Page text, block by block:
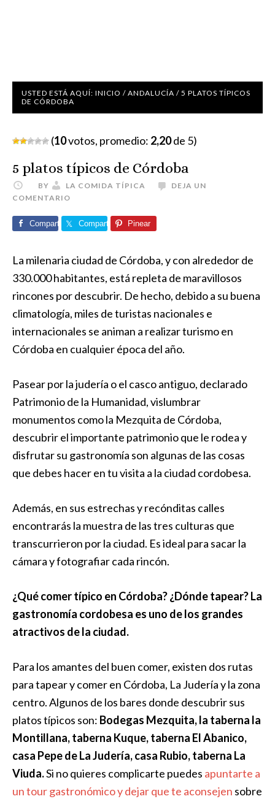
USTED ESTÁ AQUÍ: INICIO / ANDALUCÍA / 5 PLATOS TÍPICOS
DE CÓRDOBA
(10votos, promedio: 2,20de 5)
5 platos típicos de Córdoba
BY LA COMIDA TÍPICA
DEJA UN
COMENTARIO
Comparte Comparte Pinear
La milenaria ciudad de Córdoba, y con alrededor de
330.000 habitantes, está repleta de maravillosos
rincones por descubrir. De hecho, debido a su buena
climatología, miles de turistas nacionales e
internacionales se animan a realizar turismo en
Córdoba en cualquier época del año.
Pasear por la judería o el casco antiguo, declarado
Patrimonio de la Humanidad, vislumbrar
monumentos como la Mezquita de Córdoba,
descubrir el importante patrimonio que le rodea y
disfrutar su gastronomía son algunas de las cosas
que debes hacer en tu visita a la ciudad cordobesa.
Además, en sus estrechas y recónditas calles
encontrarás la muestra de las tres culturas que
transcurrieron por la ciudad. Es ideal para sacar la
cámara y fotografiar cada rincón.
¿Qué comer típico en Córdoba? ¿Dónde tapear? La
gastronomía cordobesa es uno de los grandes
atractivos de la ciudad.
Para los amantes del buen comer, existen dos rutas
para tapear y comer en Córdoba, La Judería y la zona
centro. Algunos de los bares donde descubrir sus
platos típicos son: Bodegas Mezquita, la taberna la
Montillana, taberna Kuque, taberna El Abanico,
casa Pepe de La Judería, casa Rubio, taberna La
Viuda.Si no quieres complicarte puedes apuntarte a
un tour gastronómico y dejar que te aconsejen sobre